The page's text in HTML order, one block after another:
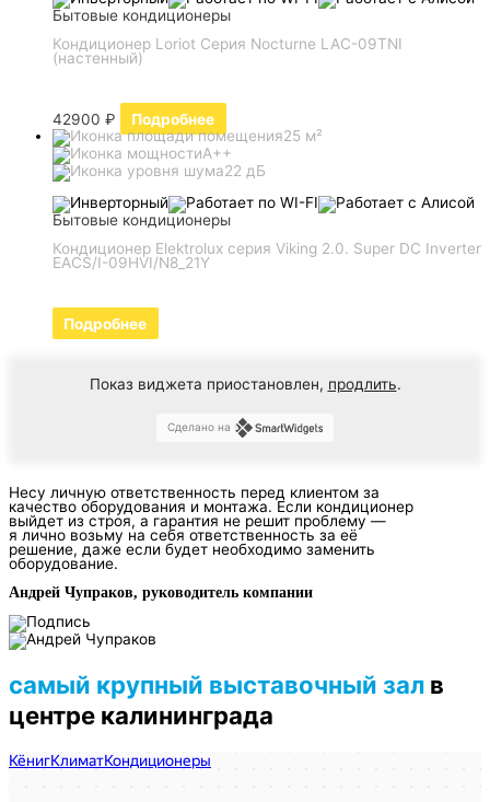
Бытовые кондиционеры
Кондиционер Loriot Серия Nocturne LAC-09TNI
(настенный)
42900 ₽
Подробнее
25 м²
A++
22 дБ
Бытовые кондиционеры
Кондиционер Elektrolux серия Viking 2.0. Super DC Inverter
EACS/I-09HVI/N8_21Y
Подробнее
Показ виджета приостановлен, продлить.
Сделано на
Несу личную ответственность перед клиентом за
качество оборудования и монтажа. Если кондиционер
выйдет из строя, а гарантия не решит проблему —
я лично возьму на себя ответственность за её
решение, даже если будет необходимо заменить
оборудование.
Андрей Чупраков, руководитель компании
самый крупный выставочный зал в
центре калининграда
КёнигКлимат
Кондиционеры в Калининграде